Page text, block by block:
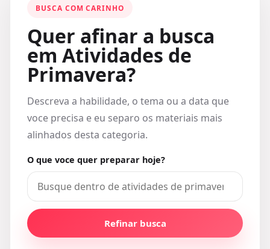
BUSCA COM CARINHO
Quer afinar a busca
em Atividades de
Primavera?
Descreva a habilidade, o tema ou a data que
voce precisa e eu separo os materiais mais
alinhados desta categoria.
O que voce quer preparar hoje?
Refinar busca